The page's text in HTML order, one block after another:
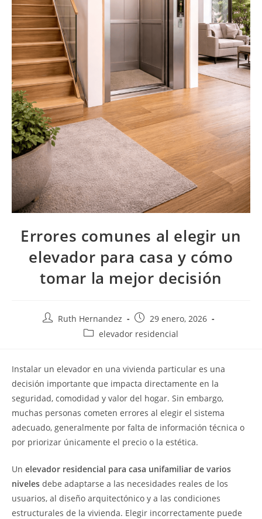
Errores comunes al elegir un
elevador para casa y cómo
tomar la mejor decisión
Ruth Hernandez
29 enero, 2026
elevador residencial
Instalar un elevador en una vivienda particular es una
decisión importante que impacta directamente en la
seguridad, comodidad y valor del hogar. Sin embargo,
muchas personas cometen errores al elegir el sistema
adecuado, generalmente por falta de información técnica o
por priorizar únicamente el precio o la estética.
Un elevador residencial para casa unifamiliar de varios
niveles debe adaptarse a las necesidades reales de los
usuarios, al diseño arquitectónico y a las condiciones
estructurales de la vivienda. Elegir incorrectamente puede